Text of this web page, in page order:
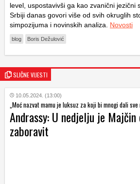
level, uspostavivši ga kao zvanični jezični
Srbiji danas govori više od svih okruglih
simpozijuma i novinskih analiza. Novosti
blog Boris Dežulović
SLIČNE VIJESTI
10.05.2024. (13:00)
„Moć nazvat mamu je luksuz za koji bi mnogi dali
Andrassy: U nedjelju je Majčin
zaboravit